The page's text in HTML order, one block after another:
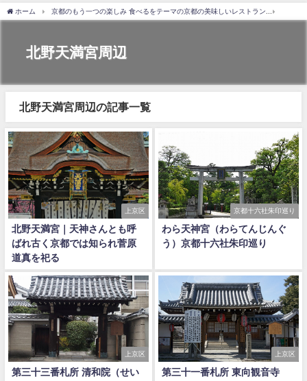
ホーム 京都のもう一つの楽しみ 食べるをテーマの京都の美味しいレストラン
北野天満宮周辺
北野天満宮周辺の記事一覧
上京区
北野天満宮｜天神さんとも呼
ばれ古く京都では知られ菅原
道真を祀る
京都十六社朱印巡り
わら天神宮（わらてんじんぐ
う）京都十六社朱印巡り
上京区
第三十三番札所 清和院（せい
上京区
第三十一番札所 東向観音寺